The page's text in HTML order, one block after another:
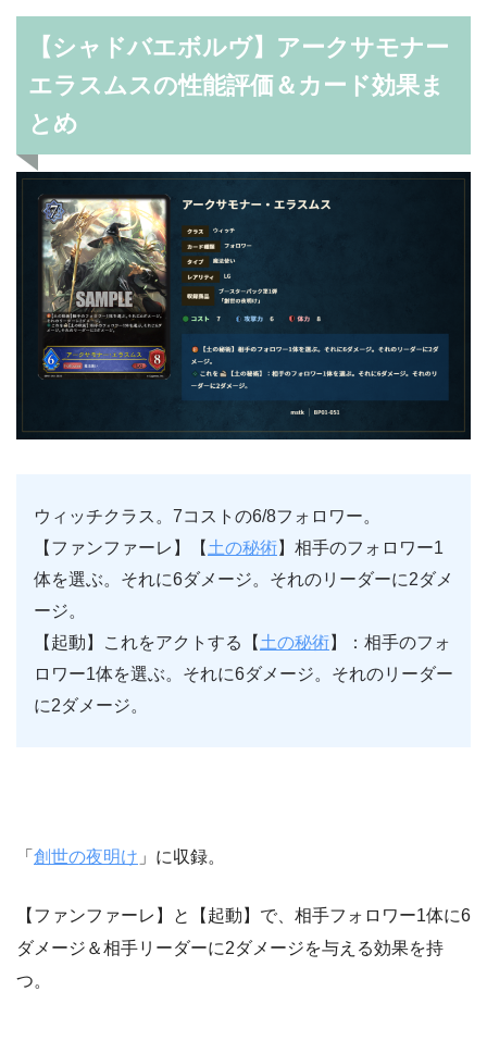
【シャドバエボルヴ】アークサモナー
エラスムスの性能評価＆カード効果ま
とめ
ウィッチクラス。7コストの6/8フォロワー。
【ファンファーレ】【 土の秘術】相手のフォロワー1
体を選ぶ。それに6ダメージ。それのリーダーに2ダメ
ージ。
【起動】これをアクトする【 土の秘術】：相手のフォ
ロワー1体を選ぶ。それに6ダメージ。それのリーダー
に2ダメージ。
「 創世の夜明け 」に収録。
【ファンファーレ】と【起動】で、相手フォロワー1体に6
ダメージ＆相手リーダーに2ダメージを与える効果を持
つ。